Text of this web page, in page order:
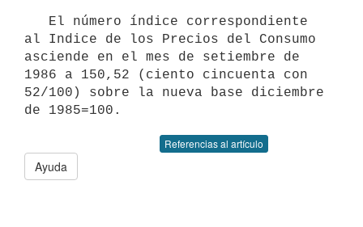
al Indice de los Precios del Consumo
asciende en el mes de setiembre de
1986 a 150,52 (ciento cincuenta con
52/100) sobre la nueva base diciembre
Referencias al artículo
Ayuda